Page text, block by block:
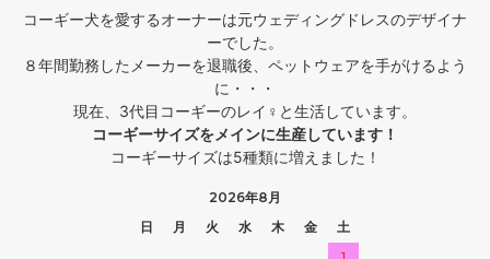
コーギー犬を愛するオーナーは元ウェディングドレスのデザイナ
ーでした。
８年間勤務したメーカーを退職後、ペットウェアを手がけるよう
に・・・
現在、3代目コーギーのレイ♀と生活しています。
コーギーサイズをメインに生産しています！
コーギーサイズは5種類に増えました！
2026年8月
日
月 火 水 木 金
土